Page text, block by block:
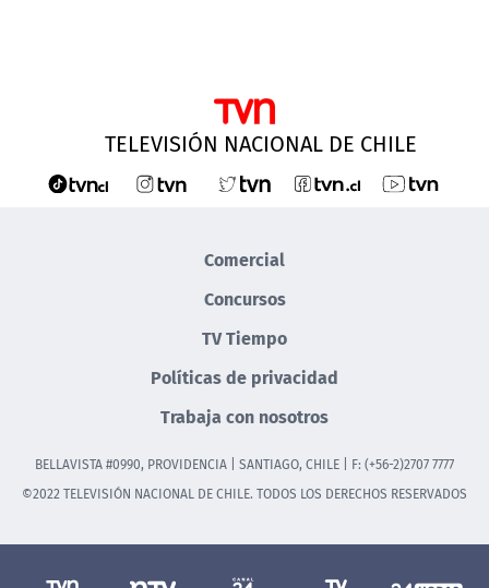
TELEVISIÓN NACIONAL DE CHILE
Comercial
Concursos
TV Tiempo
Políticas de privacidad
Trabaja con nosotros
BELLAVISTA #0990, PROVIDENCIA | SANTIAGO, CHILE | F: (+56-2)2707 7777
©2022 TELEVISIÓN NACIONAL DE CHILE. TODOS LOS DERECHOS RESERVADOS